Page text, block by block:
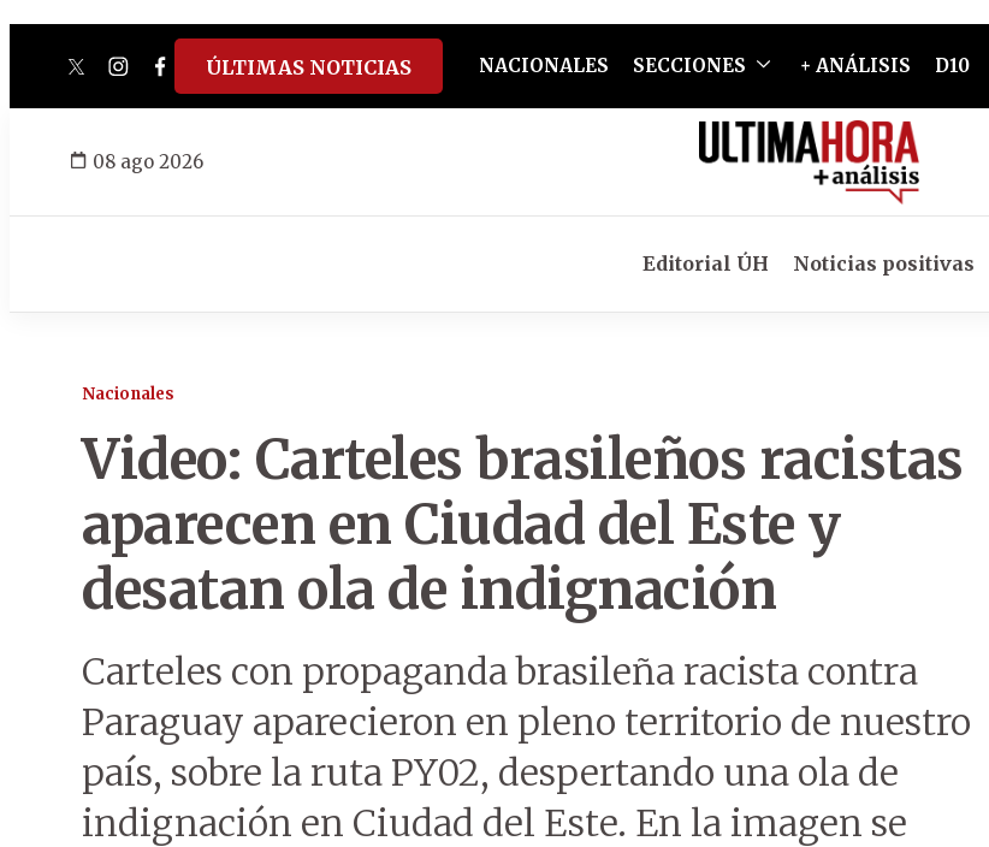
twitterinstagram
facebook
tiktokyoutube
spotify
ÚLTIMAS NOTICIAS NACIONALES SECCIONES + ANÁLISIS D10
08 ago 2026
Editorial ÚH Noticias positivas
Nacionales
Video: Carteles brasileños racistas
aparecen en Ciudad del Este y
desatan ola de indignación
Carteles con propaganda brasileña racista contra
Paraguay aparecieron en pleno territorio de nuestro
país, sobre la ruta PY02, despertando una ola de
indignación en Ciudad del Este. En la imagen se